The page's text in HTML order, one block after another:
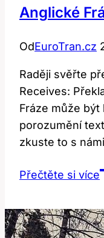
Anglické
OdEuroTran.cz
Raději svěřte
Receives:
Fráze může
porozumění
zkuste to s
Přečtěte si více